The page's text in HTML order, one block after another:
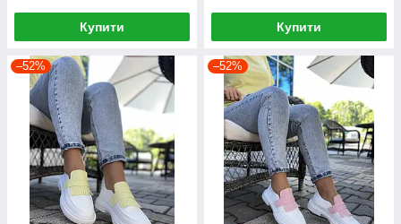
Купити Купити
–52% –52%